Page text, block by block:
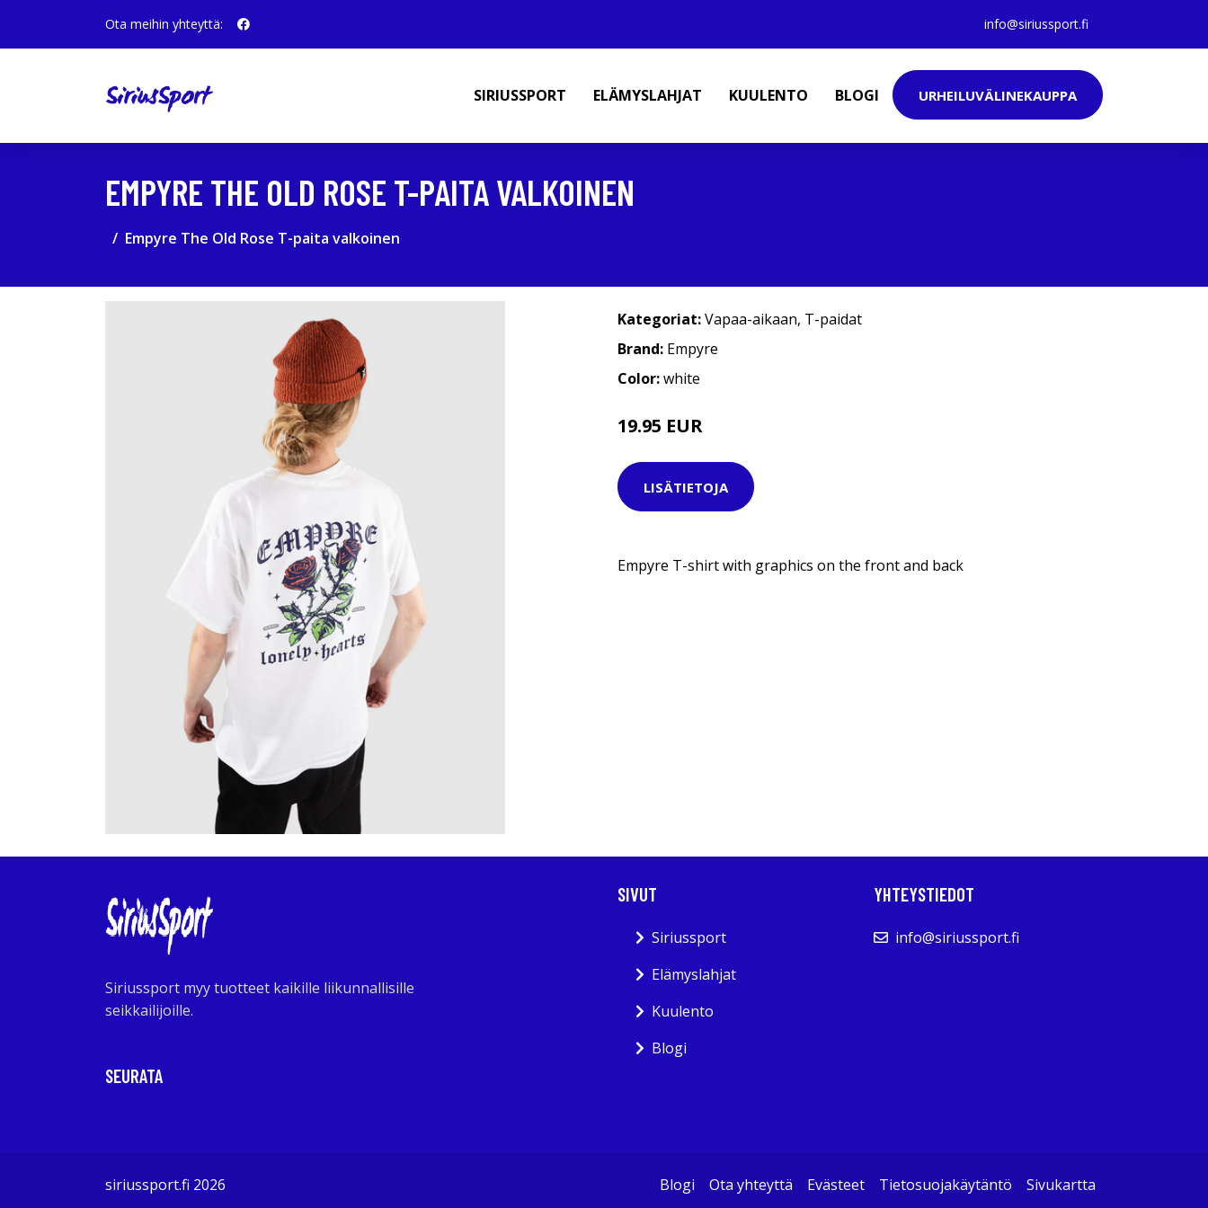
Ota meihin yhteyttä: info@siriussport.fi
SIRIUSSPORT ELÄMYSLAHJAT KUULENTO BLOGI URHEILUVÄLINEKAUPPA
EMPYRE THE OLD ROSE T-PAITA VALKOINEN
Empyre The Old Rose T-paita valkoinen
Kategoriat:Vapaa-aikaan, T-paidat
Brand: Empyre
Color:white
19.95 EUR
LISÄTIETOJA
Empyre T-shirt with graphics on the front and back
Siriussport myy tuotteet kaikille liikunnallisille
seikkailijoille.
SEURATA
SIVUT
Siriussport
Elämyslahjat
Kuulento
Blogi
YHTEYSTIEDOT
info@siriussport.fi
siriussport.fi 2026 Blogi Ota yhteyttä Evästeet Tietosuojakäytäntö Sivukartta